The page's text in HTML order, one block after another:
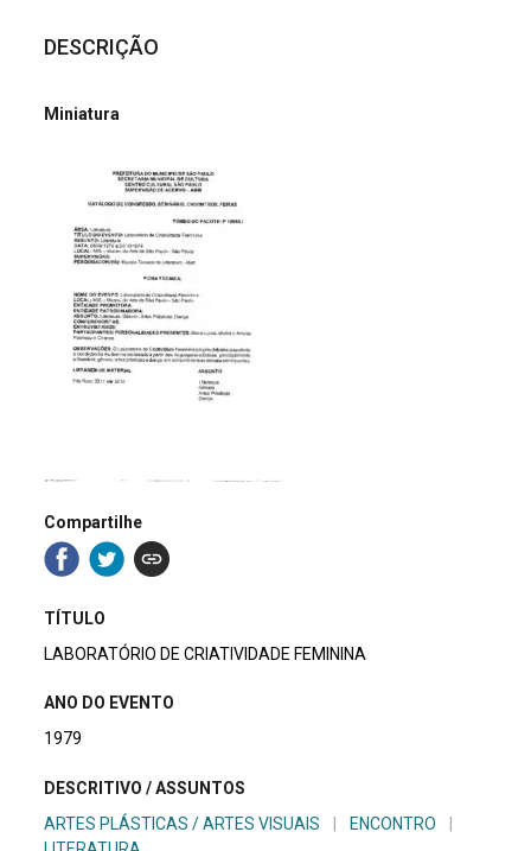
DESCRIÇÃO
Miniatura
Compartilhe
TÍTULO
LABORATÓRIO DE CRIATIVIDADE FEMININA
ANO DO EVENTO
1979
DESCRITIVO / ASSUNTOS
ARTES PLÁSTICAS / ARTES VISUAIS
| ENCONTRO
|